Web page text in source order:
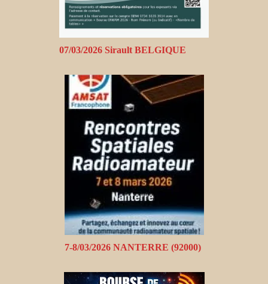
07/03/2026 Sirault BELGIQUE
7-8/03/2026 NANTERRE (92000)